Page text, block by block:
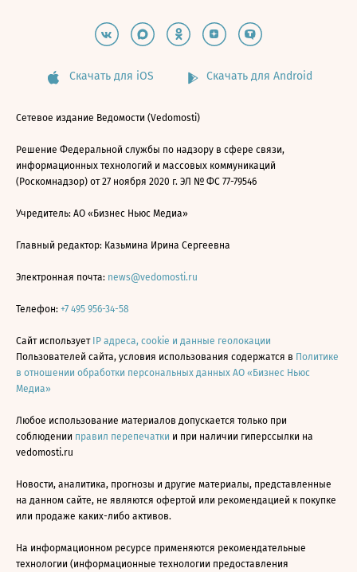
Скачать для iOS Скачать для Android
Сетевое издание Ведомости (Vedomosti)
Решение Федеральной службы по надзору в сфере связи,
информационных технологий и массовых коммуникаций
(Роскомнадзор) от 27 ноября 2020 г. ЭЛ № ФС 77-79546
Учредитель: АО «Бизнес Ньюс Медиа»
Главный редактор: Казьмина Ирина Сергеевна
Электронная почта: news@vedomosti.ru
Телефон: +7 495 956-34-58
Сайт использует IP адреса, cookie и данные геолокации
Пользователей сайта, условия использования содержатся в Политике
в отношении обработки персональных данных АО «Бизнес Ньюс
Медиа»
Любое использование материалов допускается только при
соблюдении правил перепечатки и при наличии гиперссылки на
vedomosti.ru
Новости, аналитика, прогнозы и другие материалы, представленные
на данном сайте, не являются офертой или рекомендацией к покупке
или продаже каких-либо активов.
На информационном ресурсе применяются рекомендательные
технологии (информационные технологии предоставления